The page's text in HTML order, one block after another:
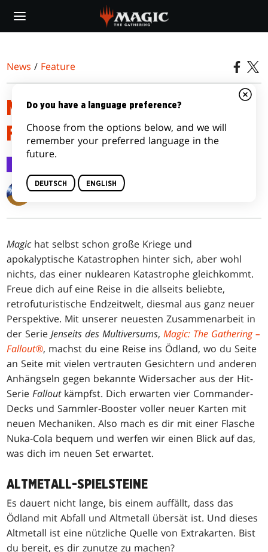
main
News / Feature
MAGIC: THE GATHERING –
FALLOUT® MECHANIKEN
Matt Tabak
Magic hat selbst schon große Kriege und
apokalyptische Katastrophen hinter sich, aber wohl
nichts, das einer nuklearen Katastrophe gleichkommt.
Freue dich auf eine Reise in die allseits beliebte,
retrofuturistische Endzeitwelt, diesmal aus ganz neuer
Perspektive. Mit unserer neuesten Zusammenarbeit in
der SerieJenseits des Multiversums,Magic: The Gathering –
Fallout®, machst du eine Reise ins Ödland, wo du Seite
an Seite mit vielen vertrauten Gesichtern und anderen
Anhängseln gegen bekannte Widersacher aus der Hit-
SerieFalloutkämpfst. Dich erwarten vier Commander-
Decks und Sammler-Booster voller neuer Karten mit
neuen Mechaniken. Also mach es dir mit einer Flasche
Nuka-Cola bequem und werfen wir einen Blick auf das,
was dich im neuen Set erwartet.
ALTMETALL-SPIELSTEINE
Es dauert nicht lange, bis einem auffällt, dass das
Ödland mit Abfall und Altmetall übersät ist. Und dieses
Altmetall ist eine nützliche Quelle von Extrakarten. Bist
du bereit, es dir zunutze zu machen?
Do you have a language preference?
Choose from the options below, and we will
remember your preferred language in the
future.
DEUTSCH ENGLISH